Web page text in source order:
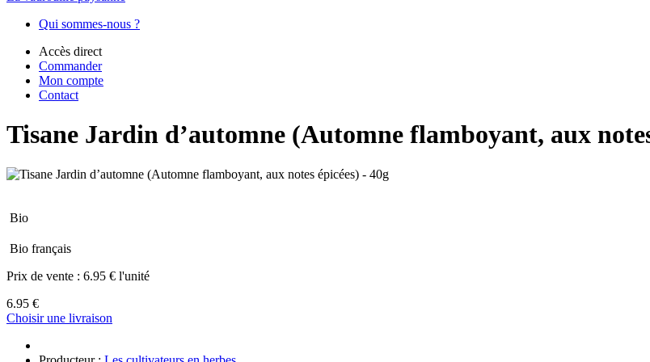
Qui sommes-nous ?
Accès direct
Commander
Mon compte
Contact
Tisane Jardin d’automne (Automne flamboyant, aux
Bio
Bio français
Prix de vente : 6.95 € l'unité
6.95 €
Choisir une livraison